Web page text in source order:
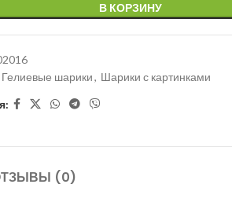
В КОРЗИНУ
Гелиевые шарики, Шарики с картинками
(0)